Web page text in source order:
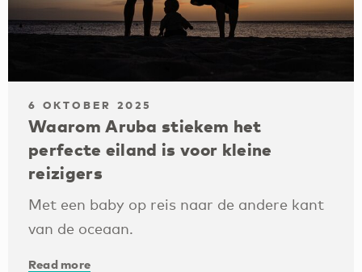
6 OKTOBER 2025
Waarom Aruba stiekem het
perfecte eiland is voor kleine
reizigers
Met een baby op reis naar de andere kant
van de oceaan.
Read more